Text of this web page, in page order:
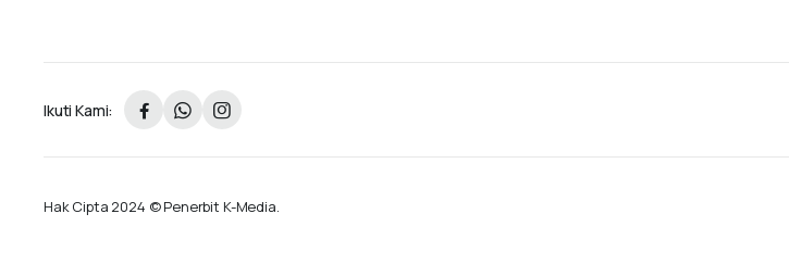
Ikuti Kami:
Hak Cipta 2024 © Penerbit K-Media.